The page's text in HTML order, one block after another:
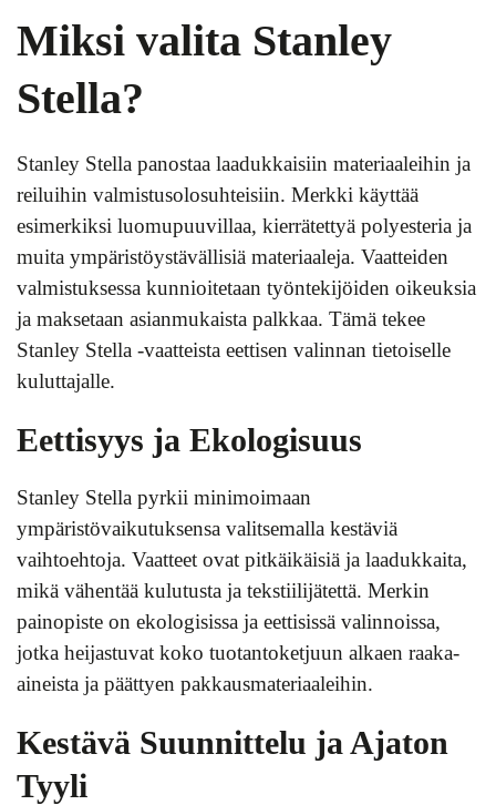
Miksi valita Stanley
Stella?
Stanley Stella panostaa laadukkaisiin materiaaleihin ja
reiluihin valmistusolosuhteisiin. Merkki käyttää
esimerkiksi luomupuuvillaa, kierrätettyä polyesteria ja
muita ympäristöystävällisiä materiaaleja. Vaatteiden
valmistuksessa kunnioitetaan työntekijöiden oikeuksia
ja maksetaan asianmukaista palkkaa. Tämä tekee
Stanley Stella -vaatteista eettisen valinnan tietoiselle
kuluttajalle.
Eettisyys ja Ekologisuus
Stanley Stella pyrkii minimoimaan
ympäristövaikutuksensa valitsemalla kestäviä
vaihtoehtoja. Vaatteet ovat pitkäikäisiä ja laadukkaita,
mikä vähentää kulutusta ja tekstiilijätettä. Merkin
painopiste on ekologisissa ja eettisissä valinnoissa,
jotka heijastuvat koko tuotantoketjuun alkaen raaka-
aineista ja päättyen pakkausmateriaaleihin.
Kestävä Suunnittelu ja Ajaton
Tyyli